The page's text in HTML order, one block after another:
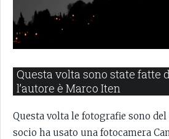
Questa volta sono state fatte
l’autore è Marco Iten
Questa volta le fotografie sono del
socio ha usato una fotocamera